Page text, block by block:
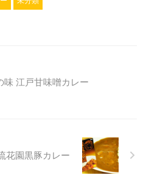
味 江戸甘味噌カレー
花園黒豚カレー